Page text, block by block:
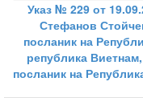
Указ № 229 от
Стефанов
посланик на
република
посланик на